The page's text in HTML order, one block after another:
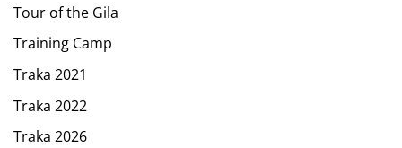
Tour of the Gila
Training Camp
Traka 2021
Traka 2022
Traka 2026